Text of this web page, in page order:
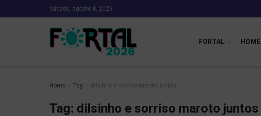
sábado, agosto 8, 2026
FORTAL HOME
Home Tag dilsinho e sorriso maroto juntos
Tag: dilsinho e sorriso maroto juntos